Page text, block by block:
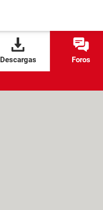
Descargas Foros